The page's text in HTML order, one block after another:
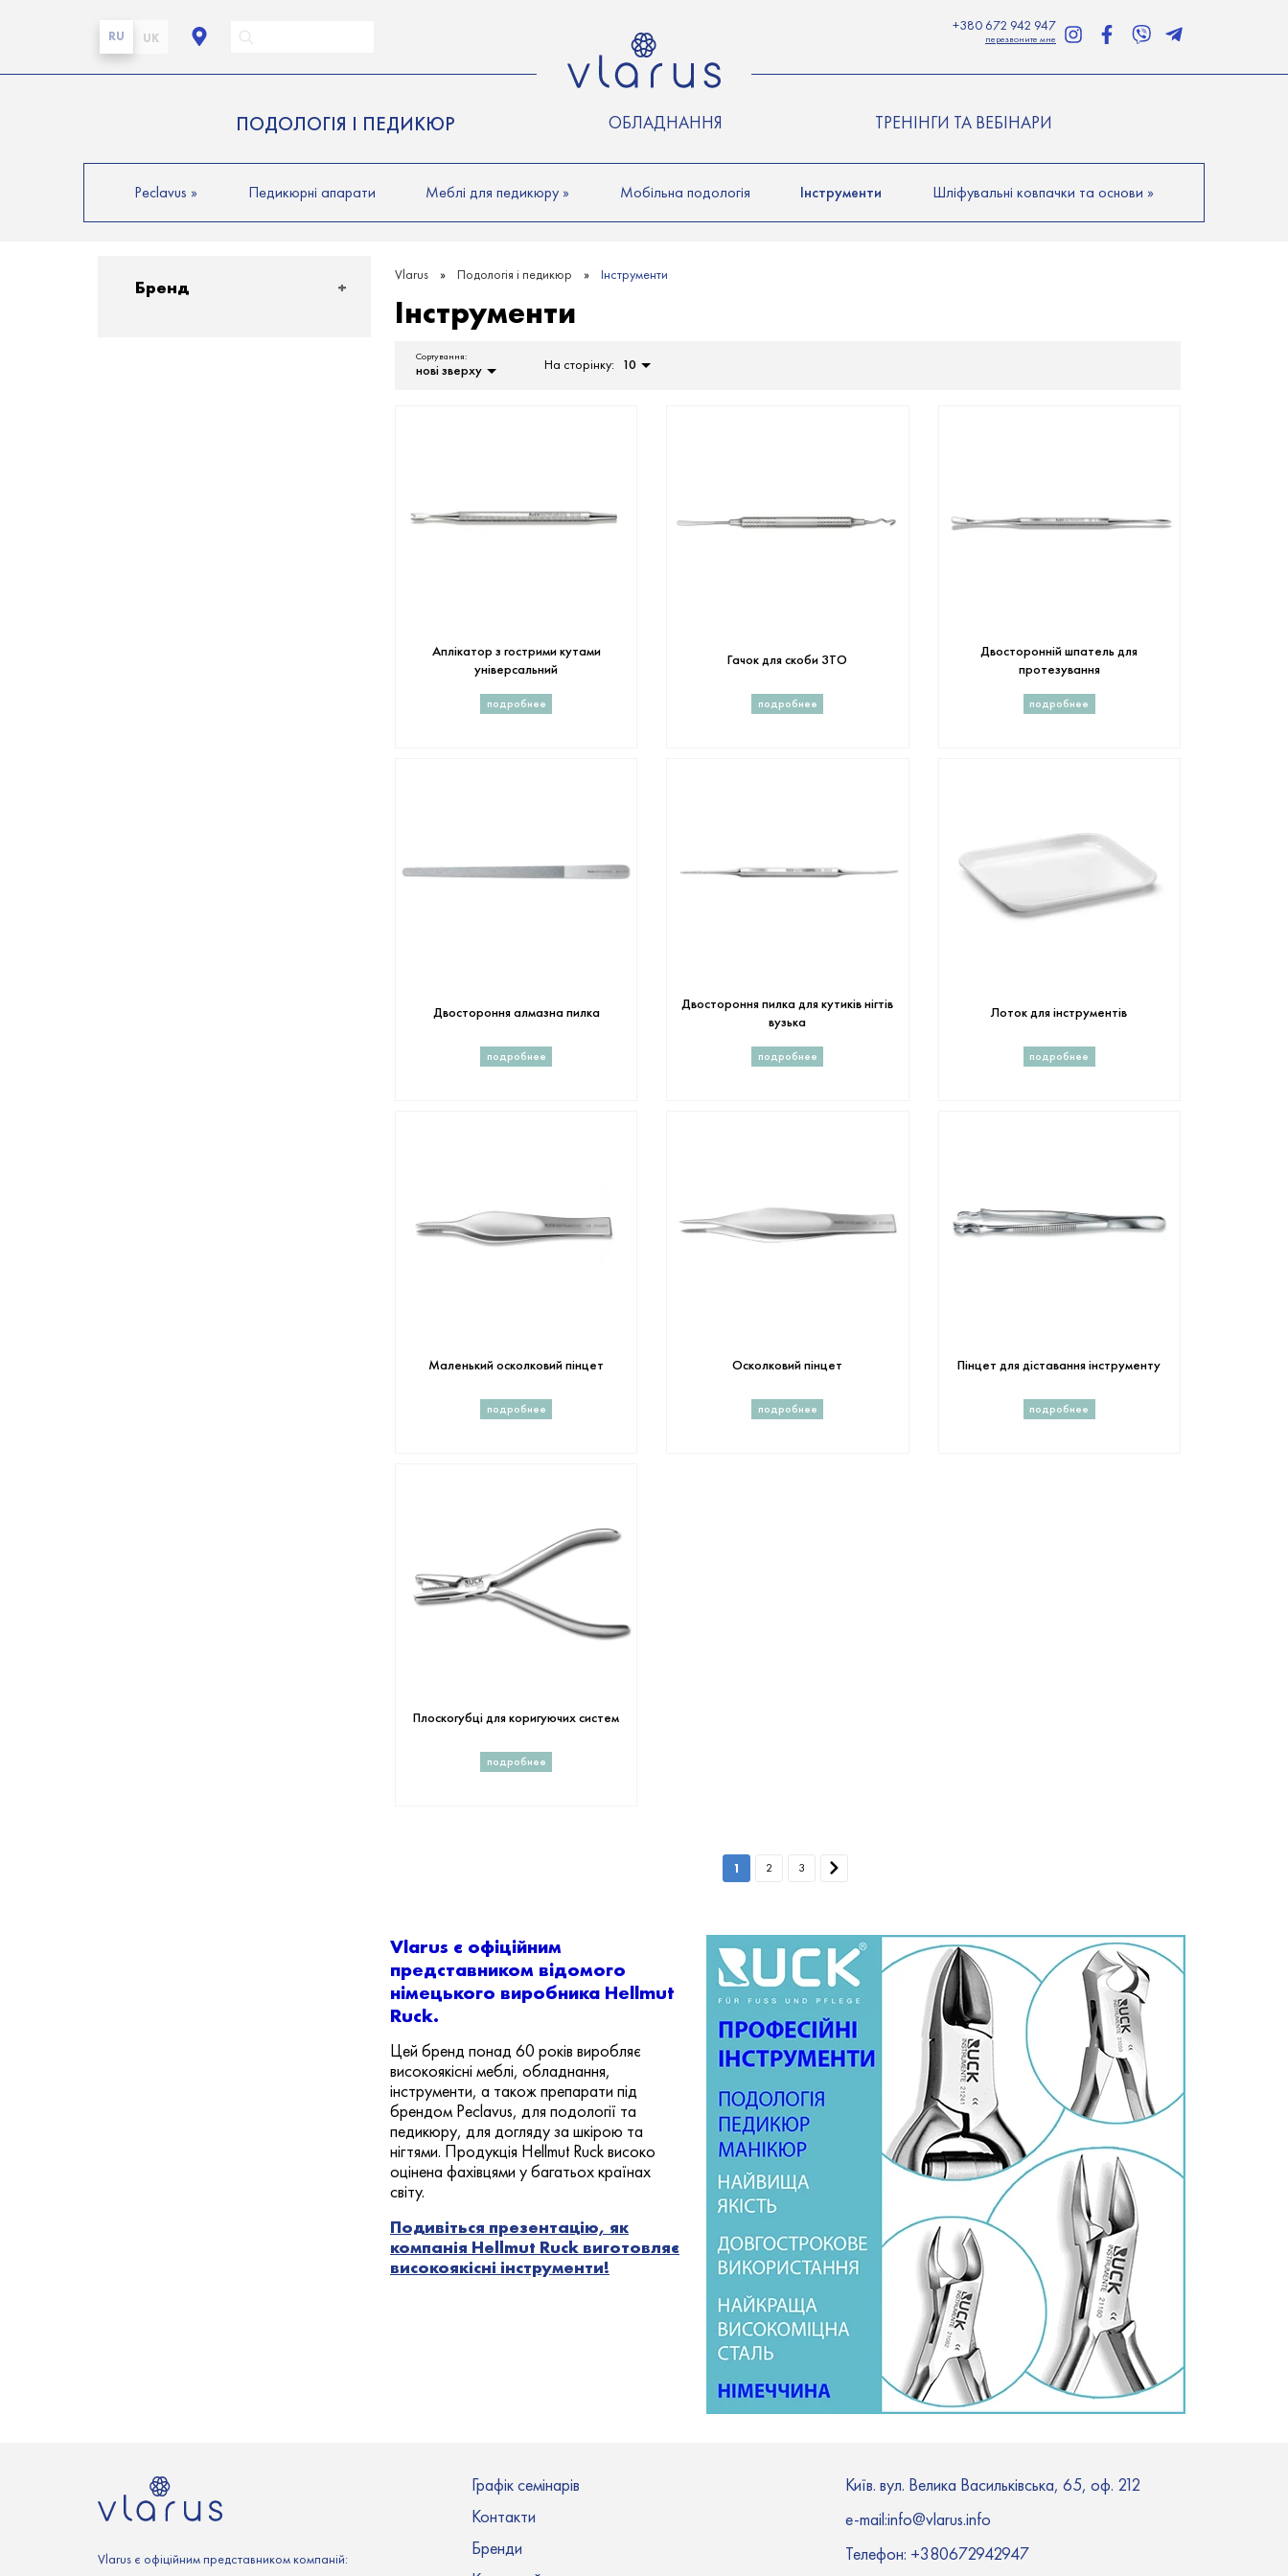
UK
RU
+380 672 942 947
перезвоните мне
ПОДОЛОГІЯ І ПЕДИКЮР ОБЛАДНАННЯ ТРЕНІНГИ ТА ВЕБІНАРИ
Peclavus » Педикюрні апарати Меблі для педикюру » Мобільна подологія Інструменти Шліфувальні ковпачки та основи »
Vlarus Подологія і педикюр Інструменти
Інструменти
Сортування:
нові зверху На сторінку: 10
Аплікатор з гострими кутами
універсальний
подробнее
Гачок для скоби 3ТО
подробнее
Двосторонній шпатель для
протезування
подробнее
Двостороння алмазна пилка
подробнее
Двостороння пилка для кутиків нігтів
вузька
подробнее
Лоток для інструментів
подробнее
Маленький осколковий пінцет
подробнее
Осколковий пінцет
подробнее
Пінцет для діставання інструменту
подробнее
Плоскогубці для коригуючих систем
подробнее
1 2 3
Vlarus є офіційним
представником відомого
німецького виробника Hellmut
Ruck.
Цей бренд понад 60 років виробляє
високоякісні меблі, обладнання,
інструменти, а також препарати під
брендом Peclavus, для подології та
педикюру, для догляду за шкірою та
нігтями. Продукція Hellmut Ruck високо
оцінена фахівцями у багатьох країнах
світу.
Подивіться презентацію, як
компанія Hellmut Ruck виготовляє
високоякісні інструменти!
Бренд
Vlarus є офіційним представником компаній:
Графік семінарів
Контакти
Бренди
Київ. вул. Велика Васильківська, 65, оф. 212
e-mail:info@vlarus.info
Телефон: +380672942947